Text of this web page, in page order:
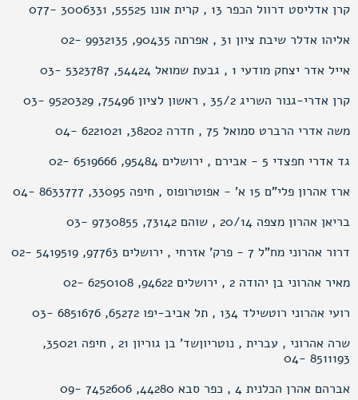
קרן אדליסט דרוול הכפר 13 , קרית אונו 55525, 3006331 -077
אליהו אדלר שיבת ציון 31 , אפרתה 90435, 9932135 -02
אייל אדר יצחק מודעי 1 , גבעת שמואל 54424, 5323787 -03
קרן אדרי-גנור השריג 35/2 , ראשון לציון 75496, 9520329 -03
משה אדרי הרברט סמואל 75 , חדרה 38202, 6221021 -04
גד אדרי חפצדי 5 - אבירם , ירושלים 95484, 6519666 -02
ארז אהרון פלי"ם 15 א’ - אפוטרופוס , חיפה 33095, 8633777 -04
בריאן אהרון מצפה 20/14 , שוהם 73142, 9730855 -03
דרור אהרוני מח"ל 7 - פרק’ אזרחי , ירושלים 97763, 5419519 -02
מאיר אהרוני בן יהודה 2 , ירושלים 94622, 6250108 -02
רועי אהרוני רוטשילד 134 , תל אביב-יפו 65272, 6851676 -03
שרה אהרוני , עברית , נוטריוןשד’ בן גוריון 21 , חיפה 35021,
8511193 -04
אברהם אהרן הכלנית 4 , כפר סבא 44280, 7452606 -09